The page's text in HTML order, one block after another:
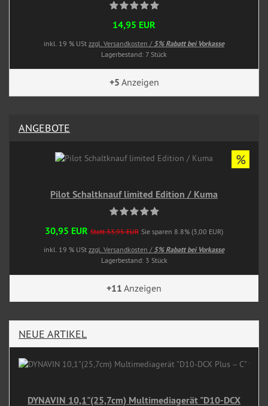
14,95 EUR
inkl. 19 % USt zzgl. Versandkosten / 5% Rabatt bei Vorkasse
Lagerbestand: 7 Stück
+5 Anzeigen
ANGEBOTE
Pilot Schaltknauf limited Edition / Kuma
30,95 EUR Statt 33,95 EUR Sie sparen 8.8% (3,00 EUR)
inkl. 19 % USt zzgl. Versandkosten / 5% Rabatt bei Vorkasse
Lagerbestand: 3 Stück
%
+11 Anzeigen
NEUE ARTIKEL
DYNAVIN 10,1"(25,7cm) Multimediagerät "D10-DCX